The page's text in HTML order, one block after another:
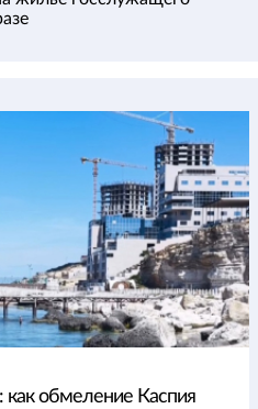
обмеление Каспия